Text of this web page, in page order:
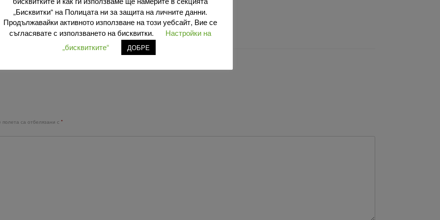
са отбелязани с *
„Бисквитки“ на Полицата ни за защита на личните данни.
Продължавайки активното използване на този уебсайт, Вие се
съгласявате с използването на бисквитки.
Настройки на
„бисквитките“
ДОБРЕ